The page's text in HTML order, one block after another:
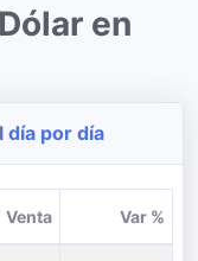
en
día por día
Venta Var %